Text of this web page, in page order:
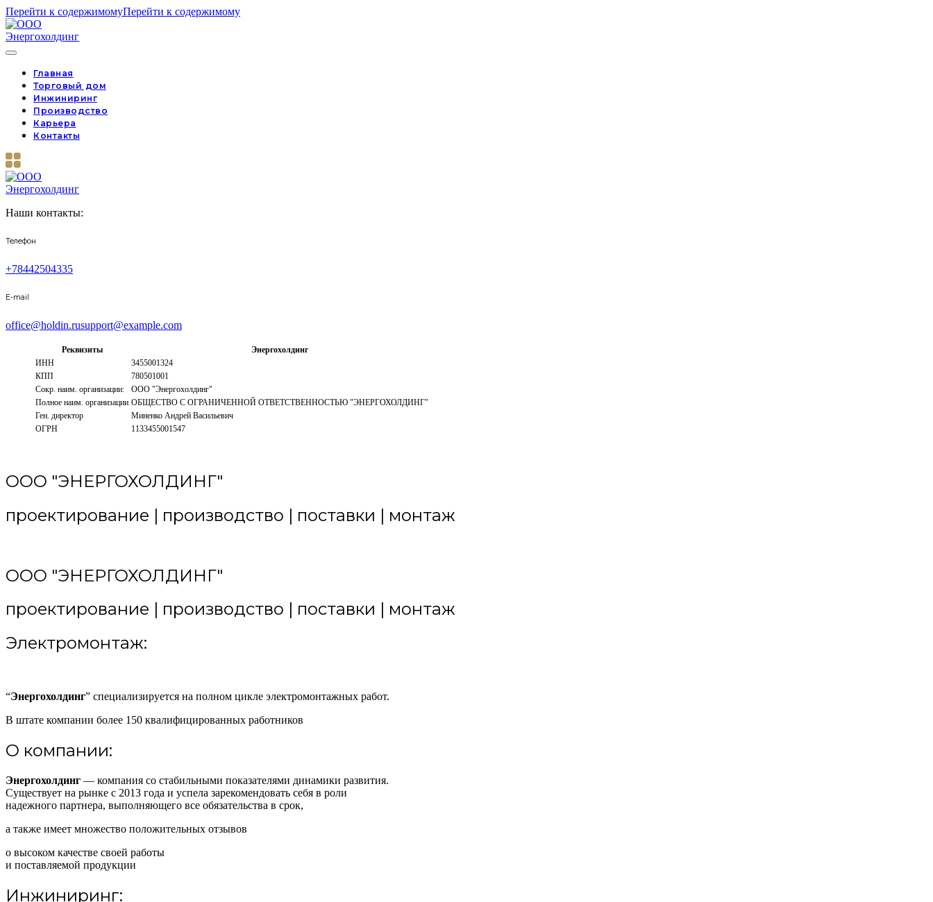
Перейти к содержимомуПерейти к содержимому
Главная
Торговый дом
Инжиниринг
Производство
Карьера
Контакты
Наши контакты:
Телефон
+78442504335
E-mail
office@holdin.rusupport@example.com
Реквизиты
Энергохолдинг
ИНН
3455001324
КПП
780501001
Сокр. наим. организации:
ООО "Энергохолдинг"
Полное наим. организации ОБЩЕСТВО С ОГРАНИЧЕННОЙ ОТВЕТСТВЕННОСТЬЮ "ЭНЕРГОХОЛДИНГ"
Ген. директор
Миненко Андрей Васильевич
ОГРН
1133455001547
ООО "ЭНЕРГОХОЛДИНГ"
проектирование | производство | поставки | монтаж
ООО "ЭНЕРГОХОЛДИНГ"
проектирование | производство | поставки | монтаж
Электромонтаж:
“Энергохолдинг” специализируется на полном цикле электромонтажных работ.
В штате компании более 150 квалифицированных работников
О компании:
Энергохолдинг — компания со стабильными показателями динамики развития.
Существует на рынке с 2013 года и успела зарекомендовать себя в роли
надежного партнера, выполняющего все обязательства в срок,
а также имеет множество положительных отзывов
о высоком качестве своей работы
и поставляемой продукции
Инжиниринг: